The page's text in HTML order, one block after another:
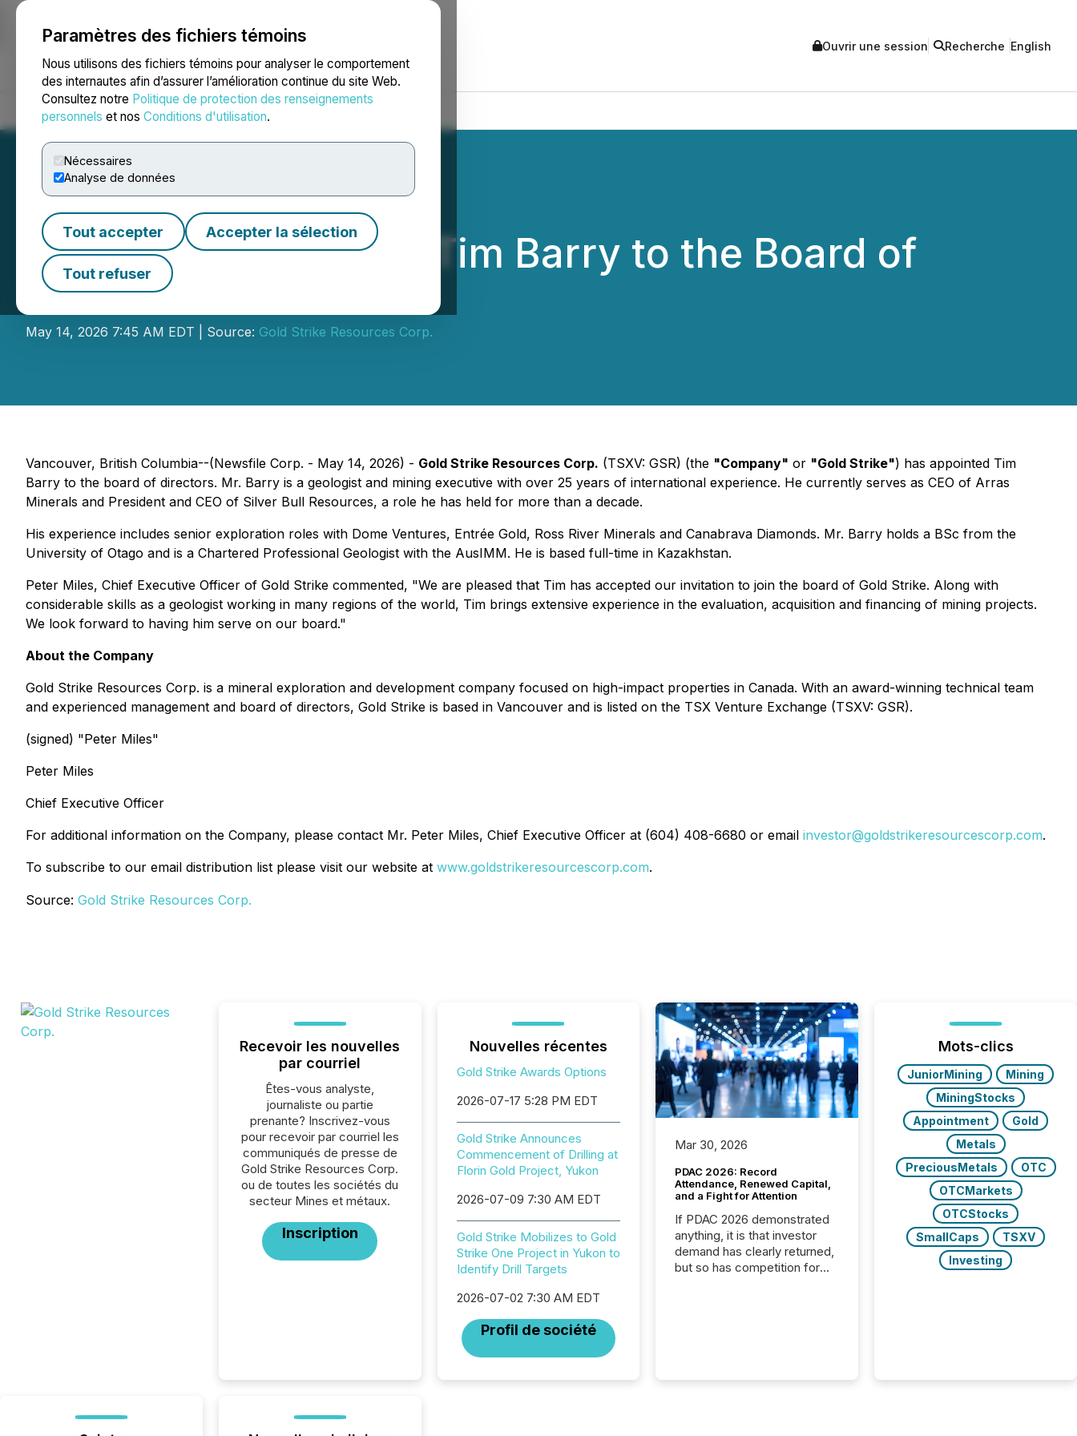
Paramètres des fichiers témoins
Nous utilisons des fichiers témoins pour analyser le comportement
des internautes afin d’assurer l’amélioration continue du site Web.
Consultez notre Politique de protection des renseignements
personnels et nos Conditions d'utilisation.
Nécessaires
Analyse de données
Tout accepter Accepter la sélection
Tout refuser
NEWSFILE Ouvrir une session Recherche English
Accueil À propos Services Salle de presse Blogue
Gold Strike Appoints Tim Barry to the Board of
Directors
May 14, 2026 7:45 AM EDT | Source: Gold Strike Resources Corp.
Vancouver, British Columbia--(Newsfile Corp. - May 14, 2026) - Gold Strike Resources Corp. (TSXV: GSR) (the "Company" or "Gold Strike") has appointed Tim
Barry to the board of directors. Mr. Barry is a geologist and mining executive with over 25 years of international experience. He currently serves as CEO of Arras
Minerals and President and CEO of Silver Bull Resources, a role he has held for more than a decade.
His experience includes senior exploration roles with Dome Ventures, Entrée Gold, Ross River Minerals and Canabrava Diamonds. Mr. Barry holds a BSc from the
University of Otago and is a Chartered Professional Geologist with the AusIMM. He is based full-time in Kazakhstan.
Peter Miles, Chief Executive Officer of Gold Strike commented, "We are pleased that Tim has accepted our invitation to join the board of Gold Strike. Along with
considerable skills as a geologist working in many regions of the world, Tim brings extensive experience in the evaluation, acquisition and financing of mining projects.
We look forward to having him serve on our board."
About the Company
Gold Strike Resources Corp. is a mineral exploration and development company focused on high-impact properties in Canada. With an award-winning technical team
and experienced management and board of directors, Gold Strike is based in Vancouver and is listed on the TSX Venture Exchange (TSXV: GSR).
(signed) "Peter Miles"
Peter Miles
Chief Executive Officer
For additional information on the Company, please contact Mr. Peter Miles, Chief Executive Officer at (604) 408-6680 or email investor@goldstrikeresourcescorp.com.
To subscribe to our email distribution list please visit our website at www.goldstrikeresourcescorp.com.
Source: Gold Strike Resources Corp.
Recevoir les nouvelles
par courriel
Êtes-vous analyste,
journaliste ou partie
prenante? Inscrivez-vous
pour recevoir par courriel les
communiqués de presse de
Gold Strike Resources Corp.
ou de toutes les sociétés du
secteur Mines et métaux.
Inscription
Nouvelles récentes
Gold Strike Awards Options
2026-07-17 5:28 PM EDT
Gold Strike Announces
Commencement of Drilling at
Florin Gold Project, Yukon
2026-07-09 7:30 AM EDT
Gold Strike Mobilizes to Gold
Strike One Project in Yukon to
Identify Drill Targets
2026-07-02 7:30 AM EDT
Profil de société
Mar 30, 2026
PDAC 2026: Record
Attendance, Renewed Capital,
and a Fight for Attention
If PDAC 2026 demonstrated
anything, it is that investor
demand has clearly returned,
but so has competition for
investors, and deal makers
Mots-clics
JuniorMining
Mining
MiningStocks
Appointment
Gold
Metals
PreciousMetals
OTC
OTCMarkets
OTCStocks
SmallCaps
TSXV
Investing